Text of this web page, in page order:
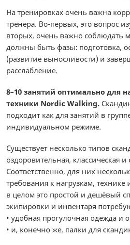
На тренировках очень важна
тренера. Во-первых, это вопрос
вторых, очень важно соблюдать
должны быть фазы: подготовка,
(развитие выносливости) и
расслабление.
8–10 занятий оптимально для
техники Nordic Walking.
подходит как для занятий в
индивидуальном режиме.
Существует несколько типов
оздоровительная, классическая и
Соответственно, для них
требования к нагрузкам,
в целом это простой и дешёвый
экипировки и инвентаря
• удобная прогулочная одежда и
• и, конечно же, палки для